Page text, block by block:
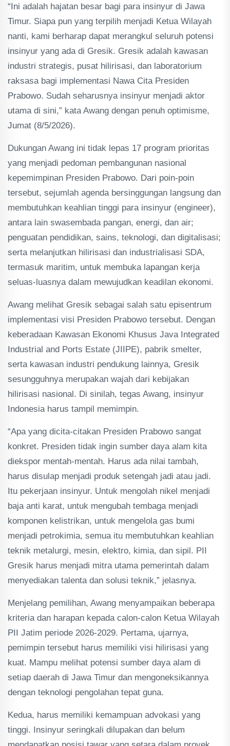
“Ini adalah hajatan besar bagi para insinyur di Jawa
Timur. Siapa pun yang terpilih menjadi Ketua Wilayah
nanti, kami berharap dapat merangkul seluruh potensi
insinyur yang ada di Gresik. Gresik adalah kawasan
industri strategis, pusat hilirisasi, dan laboratorium
raksasa bagi implementasi Nawa Cita Presiden
Prabowo. Sudah seharusnya insinyur menjadi aktor
utama di sini,” kata Awang dengan penuh optimisme,
Jumat (8/5/2026).
Dukungan Awang ini tidak lepas 17 program prioritas
yang menjadi pedoman pembangunan nasional
kepemimpinan Presiden Prabowo. Dari poin-poin
tersebut, sejumlah agenda bersinggungan langsung dan
membutuhkan keahlian tinggi para insinyur (engineer),
antara lain swasembada pangan, energi, dan air;
penguatan pendidikan, sains, teknologi, dan digitalisasi;
serta melanjutkan hilirisasi dan industrialisasi SDA,
termasuk maritim, untuk membuka lapangan kerja
seluas-luasnya dalam mewujudkan keadilan ekonomi.
Awang melihat Gresik sebagai salah satu episentrum
implementasi visi Presiden Prabowo tersebut. Dengan
keberadaan Kawasan Ekonomi Khusus Java Integrated
Industrial and Ports Estate (JIIPE), pabrik smelter,
serta kawasan industri pendukung lainnya, Gresik
sesungguhnya merupakan wajah dari kebijakan
hilirisasi nasional. Di sinilah, tegas Awang, insinyur
Indonesia harus tampil memimpin.
“Apa yang dicita-citakan Presiden Prabowo sangat
konkret. Presiden tidak ingin sumber daya alam kita
diekspor mentah-mentah. Harus ada nilai tambah,
harus disulap menjadi produk setengah jadi atau jadi.
Itu pekerjaan insinyur. Untuk mengolah nikel menjadi
baja anti karat, untuk mengubah tembaga menjadi
komponen kelistrikan, untuk mengelola gas bumi
menjadi petrokimia, semua itu membutuhkan keahlian
teknik metalurgi, mesin, elektro, kimia, dan sipil. PII
Gresik harus menjadi mitra utama pemerintah dalam
menyediakan talenta dan solusi teknik,” jelasnya.
Menjelang pemilihan, Awang menyampaikan beberapa
kriteria dan harapan kepada calon-calon Ketua Wilayah
PII Jatim periode 2026-2029. Pertama, ujarnya,
pemimpin tersebut harus memiliki visi hilirisasi yang
kuat. Mampu melihat potensi sumber daya alam di
setiap daerah di Jawa Timur dan mengoneksikannya
dengan teknologi pengolahan tepat guna.
Kedua, harus memiliki kemampuan advokasi yang
tinggi. Insinyur seringkali dilupakan dan belum